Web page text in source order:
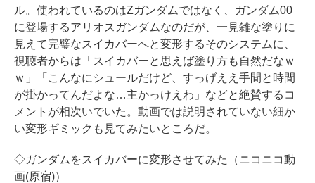
ル。使われているのはZガンダムではなく、ガンダム00
に登場するアリオスガンダムなのだが、一見雑な塗りに
見えて完璧なスイカバーへと変形するそのシステムに、
視聴者からは「スイカバーと思えば塗り方も自然だなｗ
ｗ」「こんなにシュールだけど、すっげええ手間と時間
が掛かってんだよな…主かっけえわ」などと絶賛するコ
メントが相次いでいた。動画では説明されていない細か
い変形ギミックも見てみたいところだ。
◇ガンダムをスイカバーに変形させてみた（ニコニコ動
画(原宿)）